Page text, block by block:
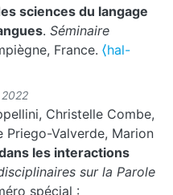
sciences du langage
. Séminaire
France. ⟨hal-
Christelle Combe,
Priego-Valverde, Marion
les interactions
sur la Parole
spécial :